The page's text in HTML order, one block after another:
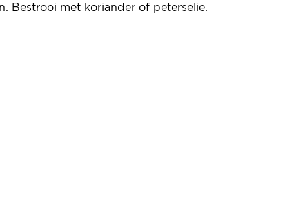
Bestrooi met koriander of peterselie.